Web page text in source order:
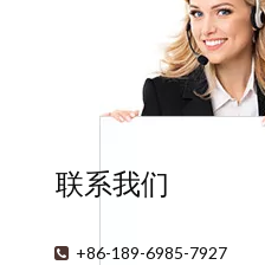
联系我们
 +86-189-6985-7927